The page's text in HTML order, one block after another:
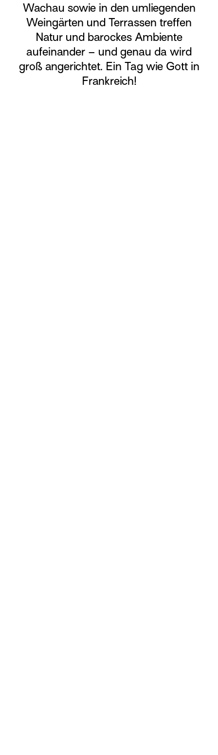
Wachau sowie in den umliegenden
Weingärten und Terrassen treffen
Natur und barockes Ambiente
aufeinander – und genau da wird
groß angerichtet. Ein Tag wie Gott in
Frankreich!